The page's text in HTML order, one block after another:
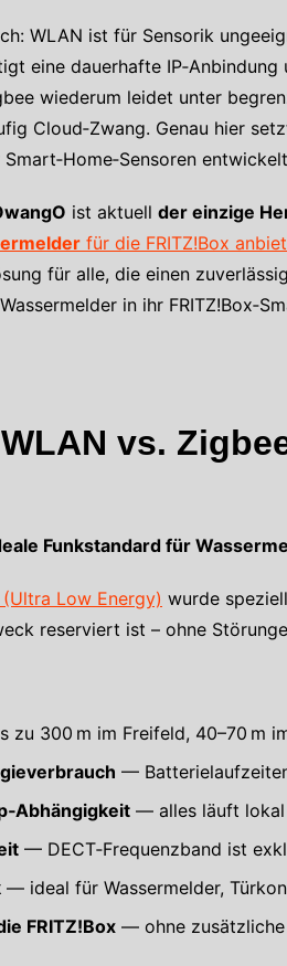
WLAN ist für Sensorik
eine dauerhafte
wiederum leidet unter
Cloud‑Zwang. Genau hier
ist aktuell der einzige
für die FRITZ!Box
für alle, die einen
in ihr
WLAN vs.
Funkstandard für
(Ultra Low Energy) wurde
reserviert ist – ohne
zu 300 m im Freifeld, 40–70 m
—
— alles läuft lokal
— DECT‑Frequenzband ist
— ideal für Wassermelder,
FRITZ!Box — ohne